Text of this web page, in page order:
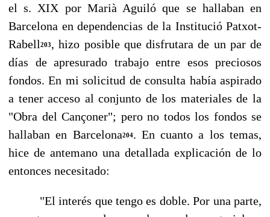
el s. XIX por Marià Aguiló que se halla­ban en
Barcelona en dependencias de la Institució Patxot-
Rabell203, hizo posible que disfrutara de un par de
días de apresurado trabajo entre esos preciosos
fondos. En mi solicitud de consul­ta había aspirado
a tener acceso al conjunto de los materiales de la
"Obra del Cançoner"; pero no todos los fondos se
hallaban en Barcelona204. En cuanto a los temas,
hice de antemano una detallada explicación de lo
entonces necesitado:
"El interés que tengo es doble. Por una parte,